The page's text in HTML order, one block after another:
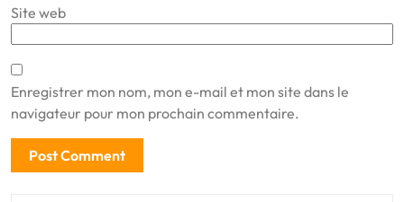
Site web
Enregistrer mon nom, mon e-mail et mon site dans le
navigateur pour mon prochain commentaire.